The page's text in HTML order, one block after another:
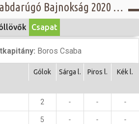
Városi Kispályás Labdarúgó Bajnokság 2020 - Öregfiúk csoport, A osztály - Acsád Old Boys
Csapat
Boros Csaba
Gólok Sárga l. Piros l. Kék l.
2 - - -
5 - - -